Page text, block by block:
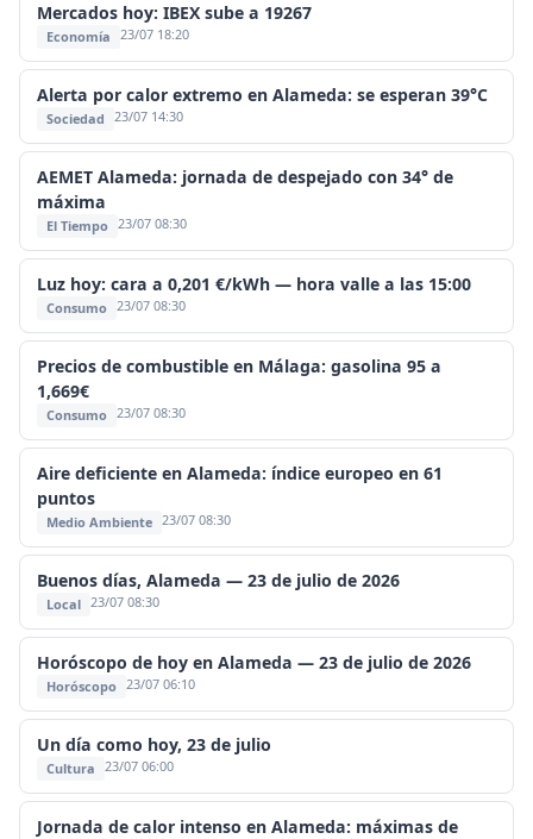
Mercados hoy: IBEX sube a 19267
Economía 23/07 18:20
Alerta por calor extremo en Alameda: se esperan 39°C
Sociedad 23/07 14:30
AEMET Alameda: jornada de despejado con 34° de
máxima
El Tiempo 23/07 08:30
Luz hoy: cara a 0,201 €/kWh — hora valle a las 15:00
Consumo 23/07 08:30
Precios de combustible en Málaga: gasolina 95 a
1,669€
Consumo 23/07 08:30
Aire deficiente en Alameda: índice europeo en 61
puntos
Medio Ambiente 23/07 08:30
Buenos días, Alameda — 23 de julio de 2026
Local 23/07 08:30
Horóscopo de hoy en Alameda — 23 de julio de 2026
Horóscopo 23/07 06:10
Un día como hoy, 23 de julio
Cultura 23/07 06:00
Jornada de calor intenso en Alameda: máximas de